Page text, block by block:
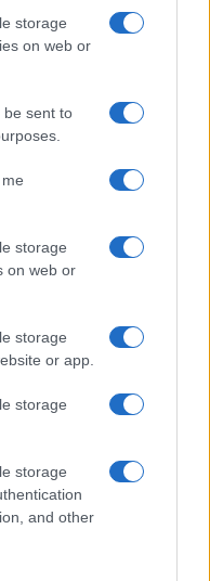
storage
on web or
be sent to
storage
on web or
storage
or app.
storage
storage
and other
sotto
fingere di
alla piccola
e senza il solito
1.3k